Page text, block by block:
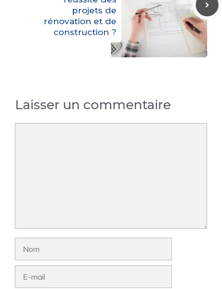
projets de
rénovation et de
construction ?
Laisser un commentaire